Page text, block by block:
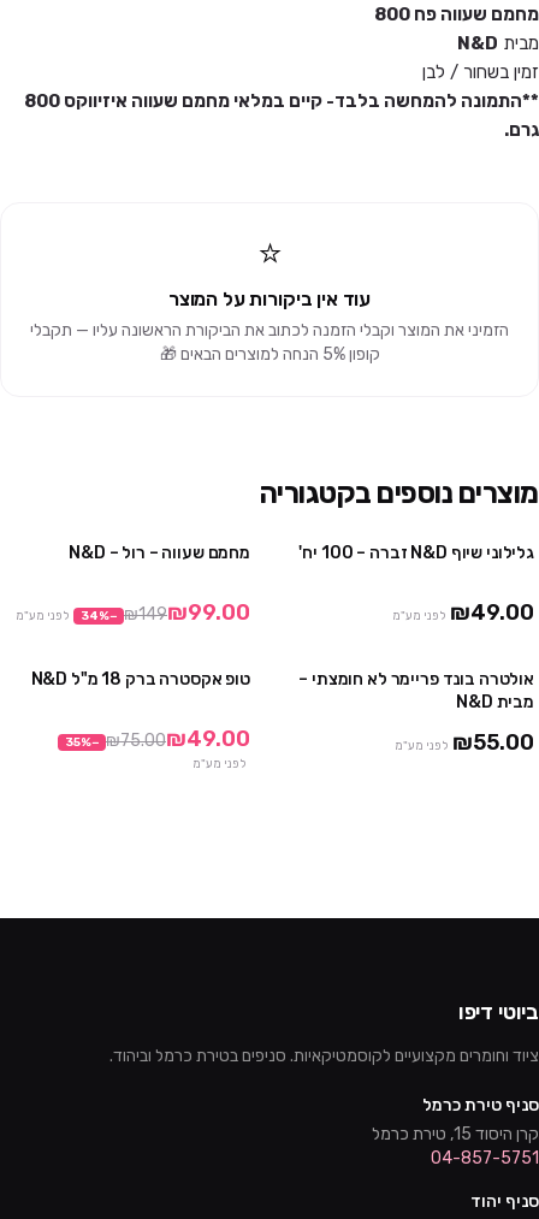
מחמם שעווה פח 800
מבית N&D
זמין בשחור / לבן
**התמונה להמחשה בלבד- קיים במלאי מחמם שעווה איזיווקס 800
גרם.
⭐
עוד אין ביקורות על המוצר
הזמיני את המוצר וקבלי הזמנה לכתוב את הביקורת הראשונה עליו — תקבלי
קופון 5% הנחה למוצרים הבאים 🎁
מוצרים נוספים בקטגוריה
גלילוני שיוף N&D זברה – 100 יח'
₪49.00 לפני מע"מ
מחמם שעווה – רול – N&D
₪99.00
₪149
−
34% לפני מע"מ
אולטרה בונד פריימר לא חומצתי –
מבית N&D
₪55.00 לפני מע"מ
טופ אקסטרה ברק 18 מ"ל N&D
₪49.00
₪75.00
−
35%
לפני מע"מ
ביוטי דיפו
ציוד וחומרים מקצועיים לקוסמטיקאיות. סניפים בטירת כרמל וביהוד.
סניף טירת כרמל
קרן היסוד 15, טירת כרמל
04-857-5751
סניף יהוד